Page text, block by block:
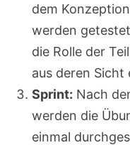
dem
werden
die Rolle der
aus deren Sicht
Sprint: Nach
werden die
einmal